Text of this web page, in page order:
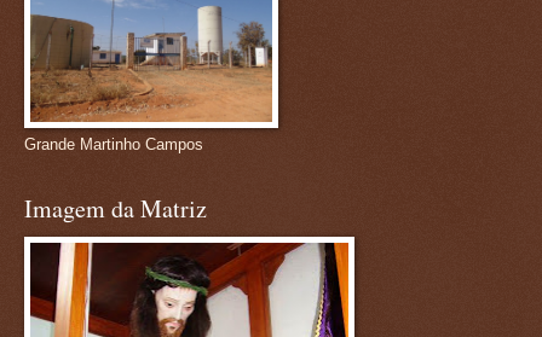
Grande Martinho Campos
Imagem da Matriz